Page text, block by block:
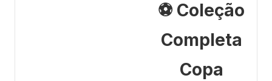
⚽ Coleção
Completa
Copa